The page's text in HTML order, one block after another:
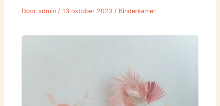
Dooradmin /13 oktober 2023 / Kinderkamer